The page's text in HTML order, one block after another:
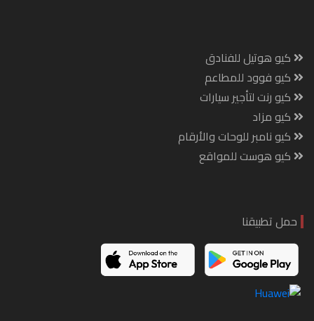
كيو هوتيل للفنادق
كيو فوود للمطاعم
كيو رنت لتأجير سيارات
كيو مزاد
كيو نامبر للوحات والأرقام
كيو هوست للمواقع
حمل تطبيقنا